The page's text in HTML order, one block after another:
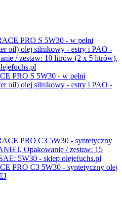
PRO S 5W30 - w pełni
oil) olej silnikowy - estry i PAO -
PRO C3 5W30 - syntetyczny olej